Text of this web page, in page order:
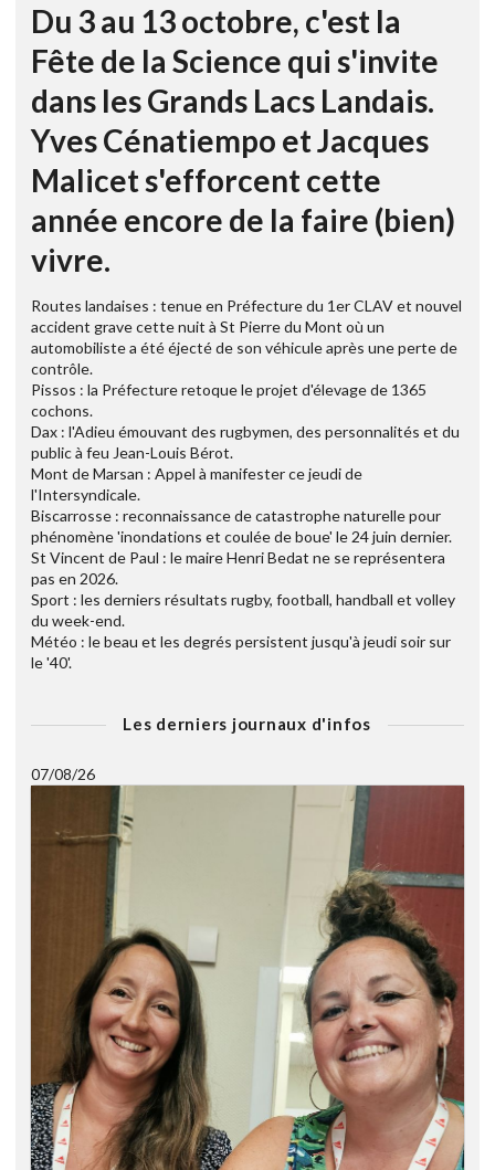
Du 3 au 13 octobre, c'est la
Fête de la Science qui s'invite
dans les Grands Lacs Landais.
Yves Cénatiempo et Jacques
Malicet s'efforcent cette
année encore de la faire (bien)
vivre.
Routes landaises : tenue en Préfecture du 1er CLAV et nouvel
accident grave cette nuit à St Pierre du Mont où un
automobiliste a été éjecté de son véhicule après une perte de
contrôle.
Pissos : la Préfecture retoque le projet d'élevage de 1365
cochons.
Dax : l'Adieu émouvant des rugbymen, des personnalités et du
public à feu Jean-Louis Bérot.
Mont de Marsan : Appel à manifester ce jeudi de
l'Intersyndicale.
Biscarrosse : reconnaissance de catastrophe naturelle pour
phénomène 'inondations et coulée de boue' le 24 juin dernier.
St Vincent de Paul : le maire Henri Bedat ne se représentera
pas en 2026.
Sport : les derniers résultats rugby, football, handball et volley
du week-end.
Météo : le beau et les degrés persistent jusqu'à jeudi soir sur
le '40'.
Les derniers journaux d'infos
07/08/26